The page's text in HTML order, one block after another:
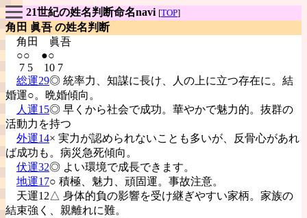
21世紀の姓名判断命名navi [TOP]
角田 眞吾 の姓名判断
角田 眞吾
○○ ●○
7 5 10 7
総運29◎ 統率力、知謀に長け、人の上に立つ存在に。結
婚運○。晩婚傾向。
人運15◎ 早くから社会で成功。華やかで魅力的。抜群の
活動力を持つ
外運14× 実力が認められないことも多いが、反骨心があれ
ば成功も。病災急死傾向。
伏運32◎ よい環境で成長できます。
地運17○ 積極、魅力、頑固運。事故注意。
天運12△ 身体的負の影響を受け継ぎやすい家柄。家族の
結束強く、親離れに難。